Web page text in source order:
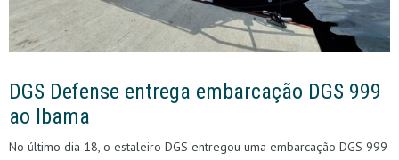
DGS Defense entrega embarcação DGS 999
ao Ibama
No último dia 18, o estaleiro DGS entregou uma embarcação DGS 999